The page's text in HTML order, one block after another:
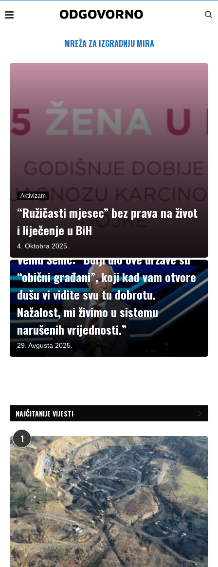
MREŽA ZA IZGRADNJU MIRA
Aktivizam
“Ružičasti mjesec” bez prava na život
i liječenje u BiH
4. Oktobra 2025.
Komentari i analize
Vehid Šehić: “Bolji dio ove države su
“obični građani”, koji kad vam otvore
dušu vi vidite svu tu dobrotu.
Nažalost, mi živimo u sistemu
narušenih vrijednosti.”
29. Avgusta 2025.
NAJČITANIJE VIJESTI
1